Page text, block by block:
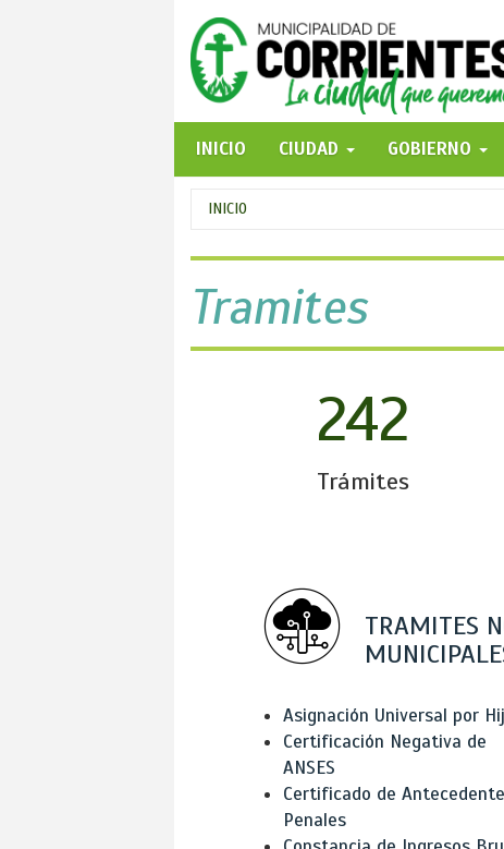
INICIO
CIUDAD GOBIERNO
Se
encuentra
usted
aquí
INICIO
Tramites
242
Trámites
TRAMITES
Asignación Universal por
Certificación Negativa de
ANSES
Certificado de
Penales